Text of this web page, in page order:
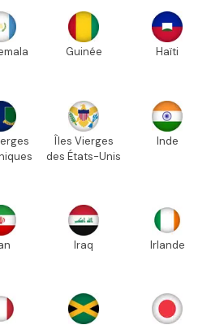
Guinée Haïti
Îles Vierges
des États-Unis
Inde
Iraq Irlande